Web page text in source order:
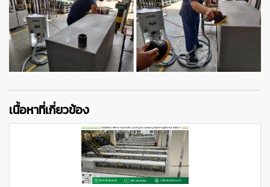
เนื้อหาที่เกี่ยวข้อง